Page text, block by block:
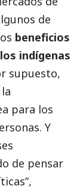
de
beneficios
indígenas
supuesto,
para los
Y
de pensar